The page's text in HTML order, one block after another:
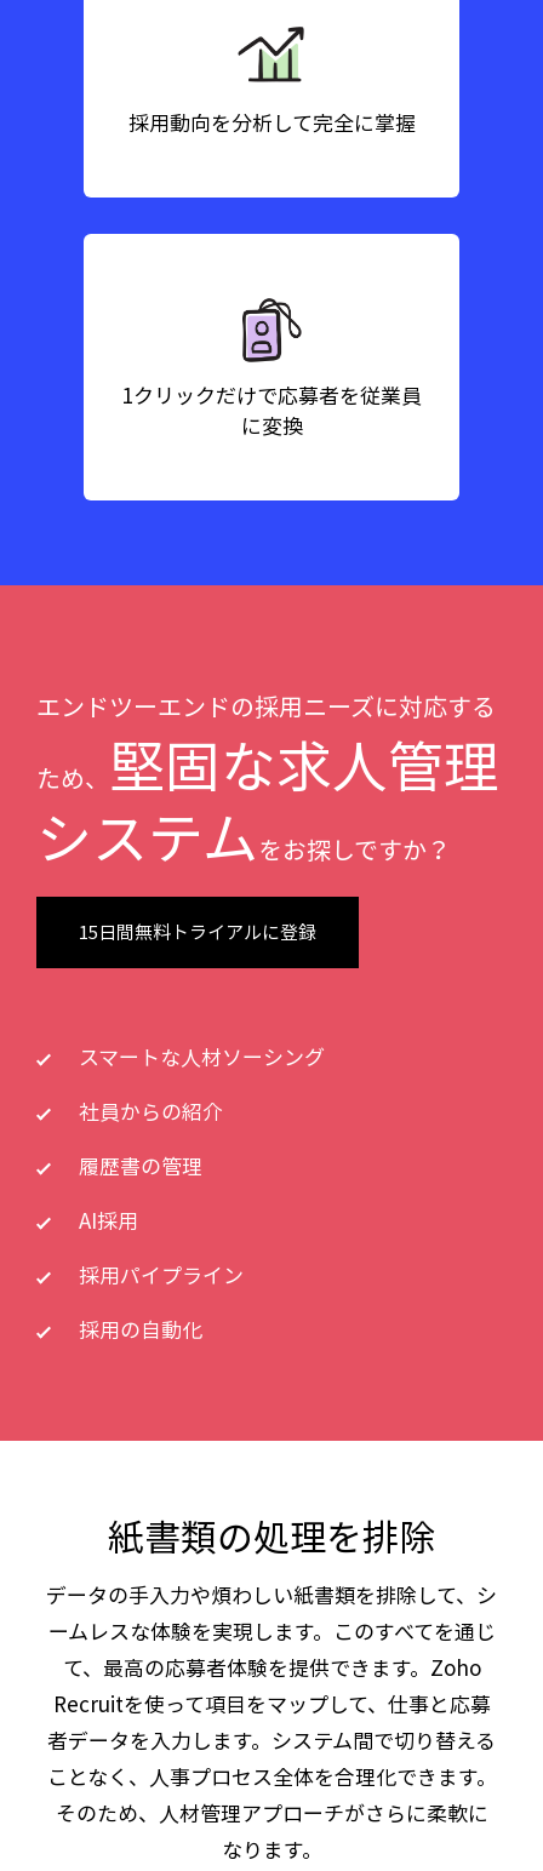
採用動向を分析して完全に掌握
1クリックだけで応募者を従業員
に変換
エンドツーエンドの採用ニーズに対応する
ため、 堅固な求人管理
システムをお探しですか？
15日間無料トライアルに登録
スマートな人材ソーシング
社員からの紹介
履歴書の管理
AI採用
採用パイプライン
採用の自動化
紙書類の処理を排除
データの手入力や煩わしい紙書類を排除して、シ
ームレスな体験を実現します。このすべてを通じ
て、最高の応募者体験を提供できます。Zoho
Recruitを使って項目をマップして、仕事と応募
者データを入力します。システム間で切り替える
ことなく、人事プロセス全体を合理化できます。
そのため、人材管理アプローチがさらに柔軟に
なります。